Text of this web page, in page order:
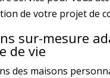
de votre projet de
sur-mesure
de vie
des maisons